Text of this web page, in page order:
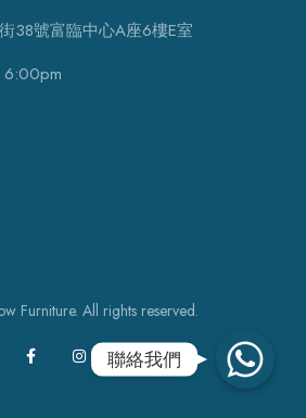
38號富臨中心A座6樓E室
Furniture. All rights reserved.
聯絡我們